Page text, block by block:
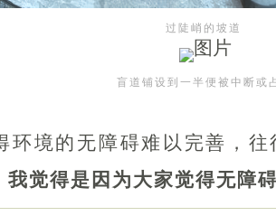
过陡峭的坡道
盲道铺设到一半便被中断或
环境的无障碍难以完善，往
觉得是因为大家觉得无障